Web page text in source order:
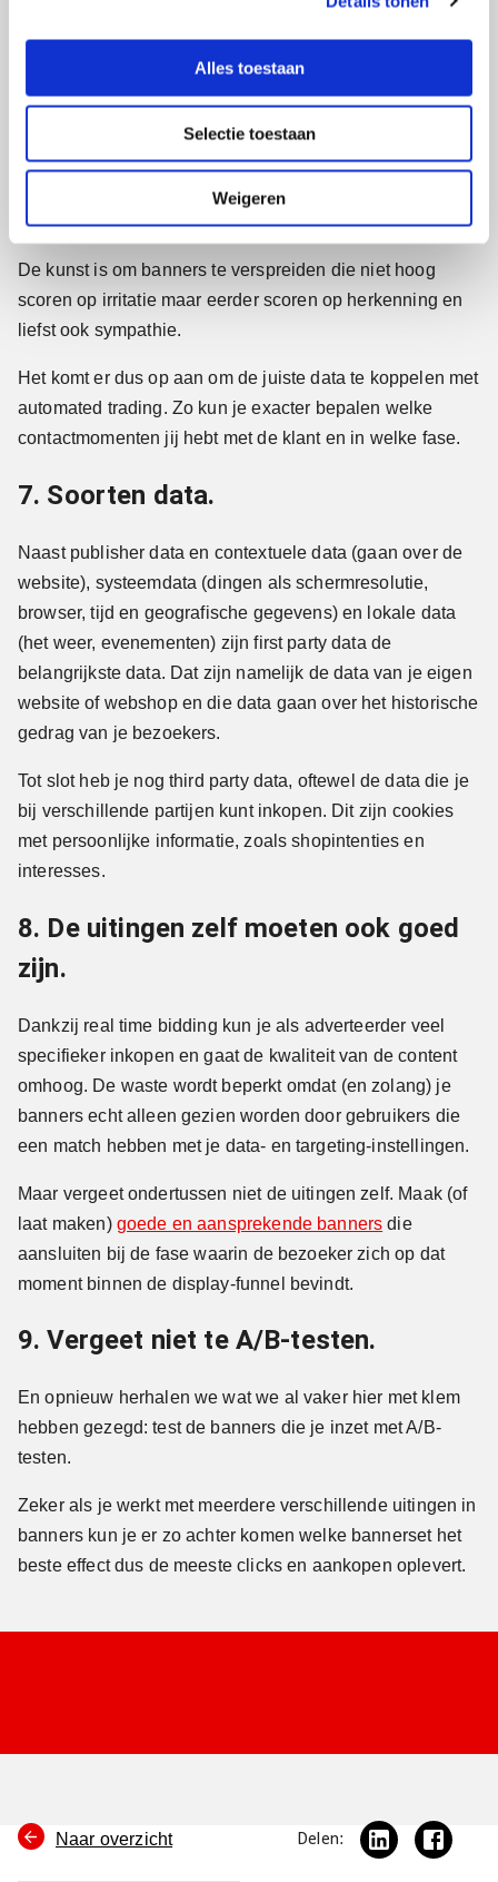
Alles toestaan
Selectie toestaan
Weigeren
Technologie is wel slim maar niet volmaakt. Je kunt in de
praktijk niet op ieder moment de juiste persoon met de
juiste boodschap bereiken. Iedereen is wel eens
achtervolgd door AktieSport- of Zalando-banners, of van
een ander merk waarop je gezocht hebt, terwijl je allang
niet meer geïnteresseerd bent, of al voorzien.
De kunst is om banners te verspreiden die niet hoog
scoren op irritatie maar eerder scoren op herkenning en
liefst ook sympathie.
Het komt er dus op aan om de juiste data te koppelen met
automated trading. Zo kun je exacter bepalen welke
contactmomenten jij hebt met de klant en in welke fase.
7. Soorten data.
Naast publisher data en contextuele data (gaan over de
website), systeemdata (dingen als schermresolutie,
browser, tijd en geografische gegevens) en lokale data
(het weer, evenementen) zijn first party data de
belangrijkste data. Dat zijn namelijk de data van je eigen
website of webshop en die data gaan over het historische
gedrag van je bezoekers.
Tot slot heb je nog third party data, oftewel de data die je
bij verschillende partijen kunt inkopen. Dit zijn cookies
met persoonlijke informatie, zoals shopintenties en
interesses.
8. De uitingen zelf moeten ook goed
zijn.
Dankzij real time bidding kun je als adverteerder veel
specifieker inkopen en gaat de kwaliteit van de content
omhoog. De waste wordt beperkt omdat (en zolang) je
banners echt alleen gezien worden door gebruikers die
een match hebben met je data- en targeting-instellingen.
Maar vergeet ondertussen niet de uitingen zelf. Maak (of
laat maken) goede en aansprekende banners die
aansluiten bij de fase waarin de bezoeker zich op dat
moment binnen de display-funnel bevindt.
9. Vergeet niet te A/B-testen.
En opnieuw herhalen we wat we al vaker hier met klem
hebben gezegd: test de banners die je inzet met A/B-
testen.
Zeker als je werkt met meerdere verschillende uitingen in
banners kun je er zo achter komen welke bannerset het
beste effect dus de meeste clicks en aankopen oplevert.
Naar overzicht Delen: